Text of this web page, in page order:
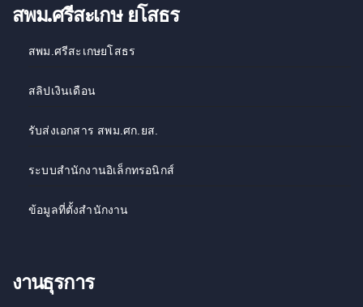
สพม.ศรีสะเกษ ยโสธร
สพม.ศรีสะเกษยโสธร
สลิปเงินเดือน
รับส่งเอกสาร สพม.ศก.ยส.
ระบบสำนักงานอิเล็กทรอนิกส์
ข้อมูลที่ตั้งสำนักงาน
งานธุรการ